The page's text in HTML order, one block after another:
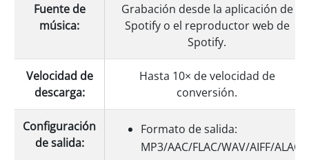
Fuente de
música:
Grabación desde la aplicación de
Spotify o el reproductor web de
Spotify.
Velocidad de
descarga:
Hasta 10× de velocidad de
conversión.
Configuración
de salida:
Formato de salida:
MP3/AAC/FLAC/WAV/AIFF/ALAC